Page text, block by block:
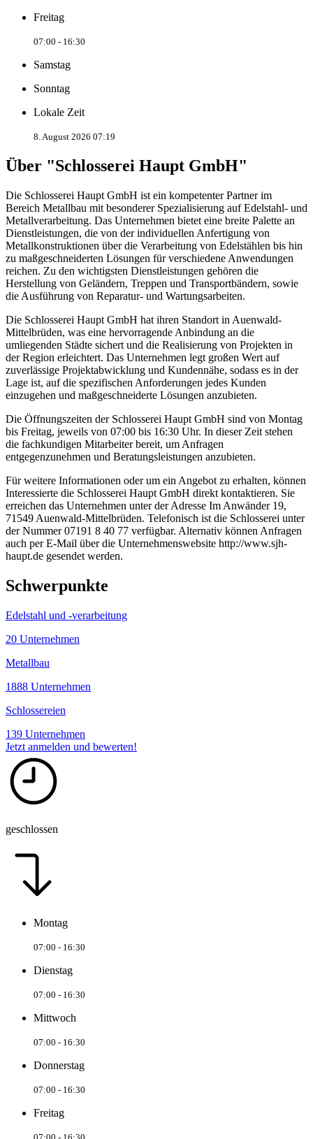
Freitag
07:00 - 16:30
Samstag
Sonntag
Lokale Zeit
8. August 2026 07:19
Über "Schlosserei Haupt GmbH"
Die Schlosserei Haupt GmbH ist ein kompetenter Partner im
Bereich Metallbau mit besonderer Spezialisierung auf Edelstahl- und
Metallverarbeitung. Das Unternehmen bietet eine breite Palette an
Dienstleistungen, die von der individuellen Anfertigung von
Metallkonstruktionen über die Verarbeitung von Edelstählen bis hin
zu maßgeschneiderten Lösungen für verschiedene Anwendungen
reichen. Zu den wichtigsten Dienstleistungen gehören die
Herstellung von Geländern, Treppen und Transportbändern, sowie
die Ausführung von Reparatur- und Wartungsarbeiten.
Die Schlosserei Haupt GmbH hat ihren Standort in Auenwald-
Mittelbrüden, was eine hervorragende Anbindung an die
umliegenden Städte sichert und die Realisierung von Projekten in
der Region erleichtert. Das Unternehmen legt großen Wert auf
zuverlässige Projektabwicklung und Kundennähe, sodass es in der
Lage ist, auf die spezifischen Anforderungen jedes Kunden
einzugehen und maßgeschneiderte Lösungen anzubieten.
Die Öffnungszeiten der Schlosserei Haupt GmbH sind von Montag
bis Freitag, jeweils von 07:00 bis 16:30 Uhr. In dieser Zeit stehen
die fachkundigen Mitarbeiter bereit, um Anfragen
entgegenzunehmen und Beratungsleistungen anzubieten.
Für weitere Informationen oder um ein Angebot zu erhalten, können
Interessierte die Schlosserei Haupt GmbH direkt kontaktieren. Sie
erreichen das Unternehmen unter der Adresse Im Anwänder 19,
71549 Auenwald-Mittelbrüden. Telefonisch ist die Schlosserei unter
der Nummer 07191 8 40 77 verfügbar. Alternativ können Anfragen
auch per E-Mail über die Unternehmenswebsite http://www.sjh-
haupt.de gesendet werden.
Schwerpunkte
Edelstahl und -verarbeitung
20 Unternehmen
Metallbau
1888 Unternehmen
Schlossereien
139 Unternehmen
Jetzt anmelden und bewerten!
geschlossen
Montag
07:00 - 16:30
Dienstag
07:00 - 16:30
Mittwoch
07:00 - 16:30
Donnerstag
07:00 - 16:30
Freitag
07:00 - 16:30